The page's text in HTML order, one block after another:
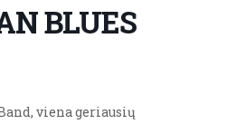
BLUES
viena geriausių